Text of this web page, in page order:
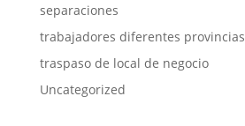
separaciones
trabajadores diferentes provincias
traspaso de local de negocio
Uncategorized